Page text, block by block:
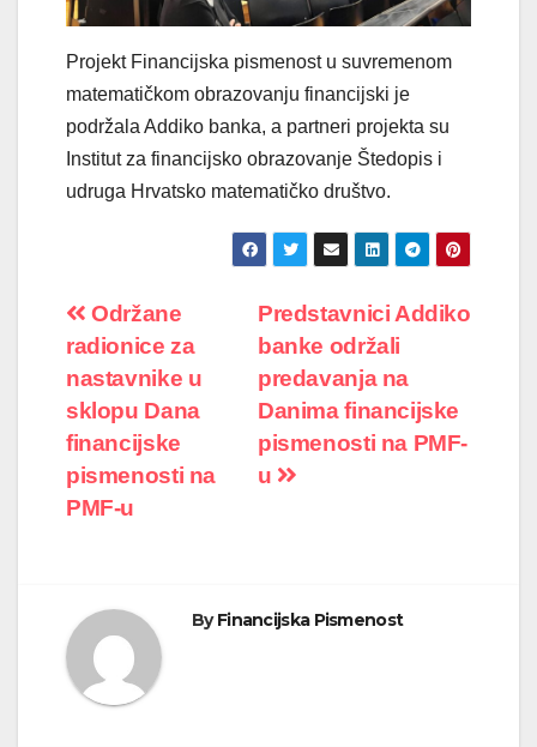
Projekt Financijska pismenost u suvremenom
matematičkom obrazovanju financijski je
podržala Addiko banka, a partneri projekta su
Institut za financijsko obrazovanje Štedopis i
udruga Hrvatsko matematičko društvo.
Navigacija
objava
Predstavnici Addiko
banke održali
predavanja na
Danima financijske
pismenosti na PMF-
u
Održane
radionice za
nastavnike u
sklopu Dana
financijske
pismenosti na
PMF-u
ByFinancijska Pismenost